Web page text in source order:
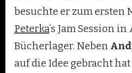
besuchte er zum ersten
Peterka’s Jam Session in
Bücherlager. Neben
auf die Idee gebracht